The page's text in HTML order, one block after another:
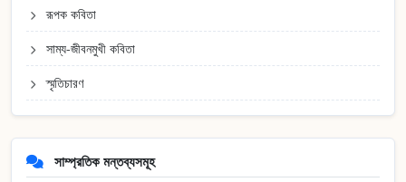
রূপক কবিতা
সাম্য-জীবনমুখী কবিতা
স্মৃতিচারণ
সাম্প্রতিক মন্তব্যসমূহ